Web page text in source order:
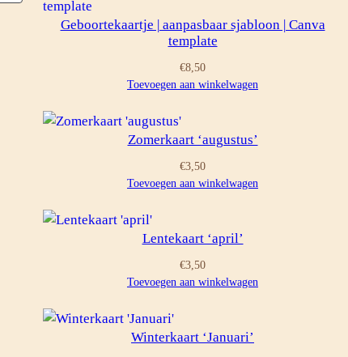
IN
Geboortekaartje | aanpasbaar sjabloon | Canva
template
€8,50
Toevoegen aan winkelwagen
Zomerkaart ‘augustus’
€3,50
Toevoegen aan winkelwagen
Lentekaart ‘april’
€3,50
Toevoegen aan winkelwagen
Winterkaart ‘Januari’